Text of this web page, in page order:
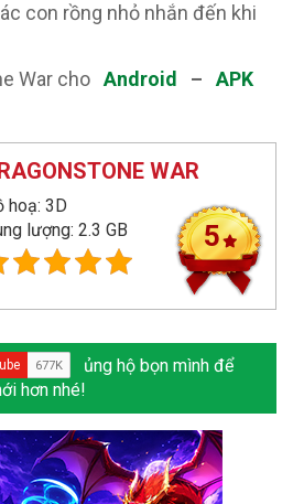
con rồng nhỏ nhắn đến khi
War choAndroid –APK
WAR
hoạ: 3D
lượng: 2.3 GB
5
ủng hộ bọn mình để
hơn nhé!